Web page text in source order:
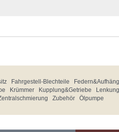
Fahrgestell-Blechteile
Krümmer Kupplung&Getriebe Lenkung
Zubehör Ölpumpe